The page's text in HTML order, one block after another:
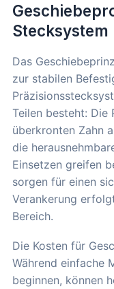
Stecksystem
Das
zur stabilen
Teilen besteht:
überkronten Zahn
die
Einsetzen greifen
sorgen für einen
Verankerung
Bereich.
Die Kosten für
Während einfache
beginnen, können